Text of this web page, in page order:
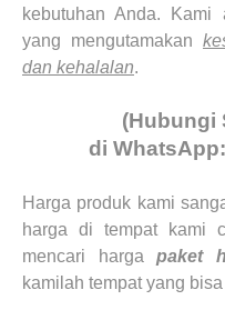
kebutuhan Anda.
yang mengutamakan
dan kehalalan.
(Hubungi
di
Harga produk kami
harga di tempat kami
mencari hargapaket
kamilah tempat yang